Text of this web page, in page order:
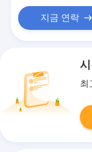
지금 연락
최